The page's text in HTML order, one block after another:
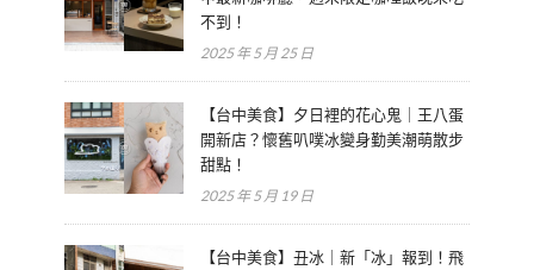
不到！
2025 年 5 月 25 日
【台中美食】夕日裡的花心鬼｜王八蛋
開新店？懷舊叭噗冰變身勤美潮萌散步
甜點！
2025 年 5 月 19 日
【台中美食】丑冰｜新「冰」報到！飛